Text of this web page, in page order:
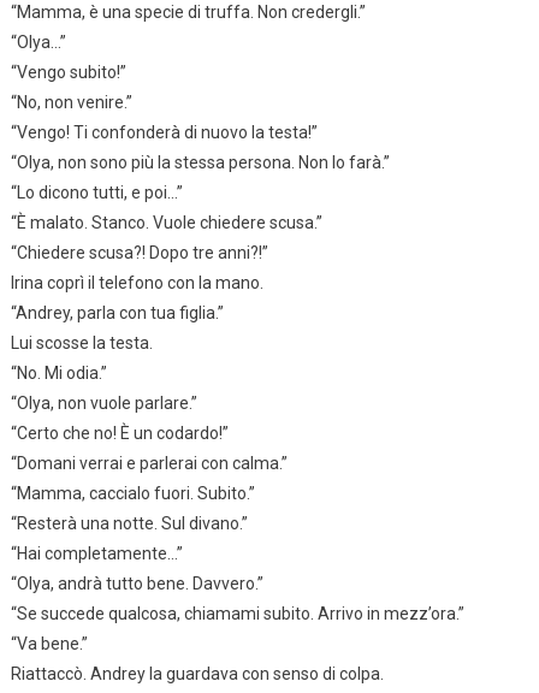
“Mamma, è una specie di truffa. Non credergli.”
“Olya…”
“Vengo subito!”
“No, non venire.”
“Vengo! Ti confonderà di nuovo la testa!”
“Olya, non sono più la stessa persona. Non lo farà.”
“Lo dicono tutti, e poi…”
“È malato. Stanco. Vuole chiedere scusa.”
“Chiedere scusa?! Dopo tre anni?!”
Irina coprì il telefono con la mano.
“Andrey, parla con tua figlia.”
Lui scosse la testa.
“No. Mi odia.”
“Olya, non vuole parlare.”
“Certo che no! È un codardo!”
“Domani verrai e parlerai con calma.”
“Mamma, caccialo fuori. Subito.”
“Resterà una notte. Sul divano.”
“Hai completamente…”
“Olya, andrà tutto bene. Davvero.”
“Se succede qualcosa, chiamami subito. Arrivo in mezz’ora.”
“Va bene.”
Riattaccò. Andrey la guardava con senso di colpa.